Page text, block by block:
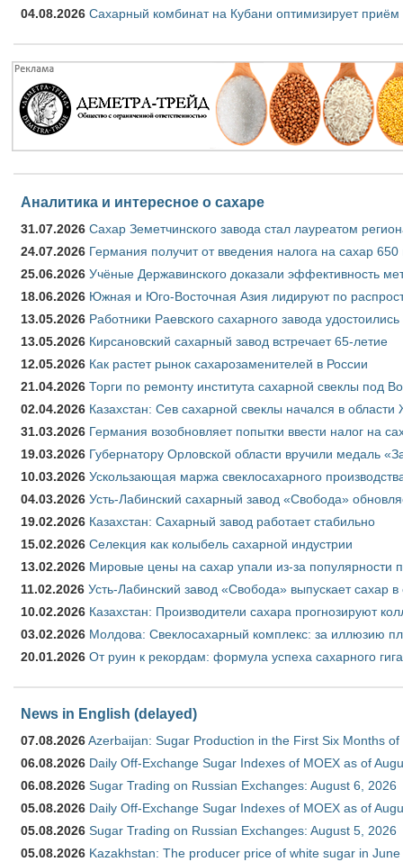
04.08.2026 Сахарный комбинат на Кубани оптимизирует приём
Аналитика и интересное о сахаре
31.07.2026 Сахар Земетчинского завода стал лауреатом
24.07.2026 Германия получит от введения налога на сахар
25.06.2026 Учёные Державинского доказали эффективность
18.06.2026 Южная и Юго-Восточная Азия лидируют по
13.05.2026 Работники Раевского сахарного завода удостоились
13.05.2026 Кирсановский сахарный завод встречает 65-летие
12.05.2026 Как растет рынок сахарозаменителей в России
21.04.2026 Торги по ремонту института сахарной свеклы под
02.04.2026 Казахстан: Сев сахарной свеклы начался в области
31.03.2026 Германия возобновляет попытки ввести налог на
19.03.2026 Губернатору Орловской области вручили медаль
10.03.2026 Ускользающая маржа свеклосахарного
04.03.2026 Усть-Лабинский сахарный завод «Свобода»
19.02.2026 Казахстан: Сахарный завод работает стабильно
15.02.2026 Селекция как колыбель сахарной индустрии
13.02.2026 Мировые цены на сахар упали из-за популярности
11.02.2026 Усть-Лабинский завод «Свобода» выпускает сахар в
10.02.2026 Казахстан: Производители сахара прогнозируют
03.02.2026 Молдова: Свеклосахарный комплекс: за иллюзию
20.01.2026 От руин к рекордам: формула успеха сахарного
News in English (delayed)
07.08.2026Azerbaijan: Sugar Production in the First Six Months of
06.08.2026 Daily Off-Exchange Sugar Indexes of MOEX as of
06.08.2026 Sugar Trading on Russian Exchanges: August 6, 2026
05.08.2026 Daily Off-Exchange Sugar Indexes of MOEX as of
05.08.2026 Sugar Trading on Russian Exchanges: August 5, 2026
05.08.2026 Kazakhstan: The producer price of white sugar in